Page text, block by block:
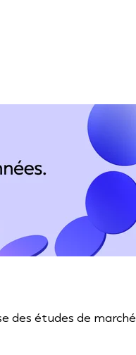
des études de marché